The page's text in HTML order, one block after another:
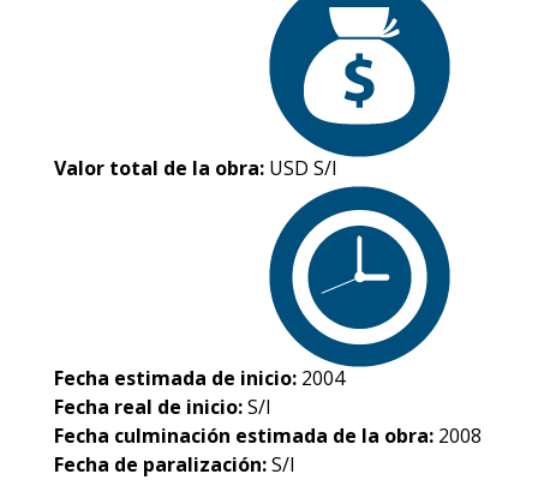
Valor total de la obra: USD S/I
Fecha estimada de inicio: 2004
Fecha real de inicio:S/I
Fecha culminación estimada de la obra: 2008
Fecha de paralización:S/I